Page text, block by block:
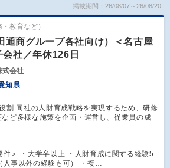
掲載期間：26/08/07～26/08/20
教育など）
通商グループ各社向け）＜名古屋
社／年休126日
式会社
知県
割 同社の人財育成戦略を実現するため、研修
ど多様な施策を企画・運営し、従業員の成
件＞ ・大学卒以上 ・人財育成に関する経験5
人事以外の経験も可） ・複…